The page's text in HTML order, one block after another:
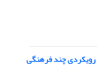
چند فرهنگی